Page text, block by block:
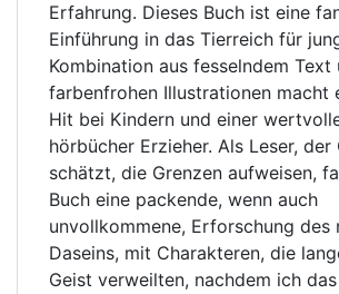
Erfahrung. Dieses Buch ist eine
Einführung in das Tierreich für
Kombination aus fesselndem Text
farbenfrohen Illustrationen macht
Hit bei Kindern und einer
hörbücher Erzieher. Als Leser, der
schätzt, die Grenzen aufweisen,
Buch eine packende, wenn auch
unvollkommene, Erforschung des
Daseins, mit Charakteren, die
Geist verweilten, nachdem ich